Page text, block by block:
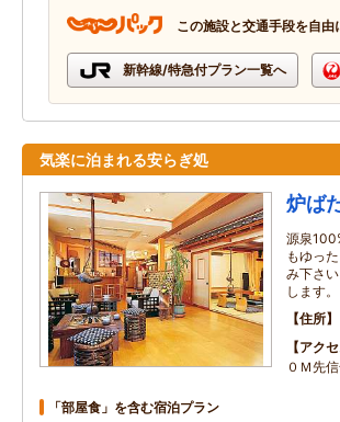
この施設と交通手段を自
新幹線/特急付プラン一覧へ
気楽に泊まれる安らぎ処
炉ば
源泉
もゆっ
み下さ
します。
住所
アク
０Ｍ先
「部屋食」を含む宿泊プラン